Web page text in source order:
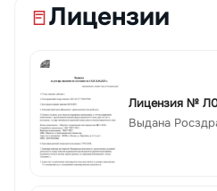
Лицензии
Лицензия №
Выдана